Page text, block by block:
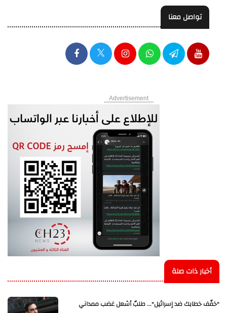
تواصل معنا
Advertisement
أخبار ذات صلة
"خفّف خطابك ضد إسرائيل"... طلبٌ أشعل غضب ممداني